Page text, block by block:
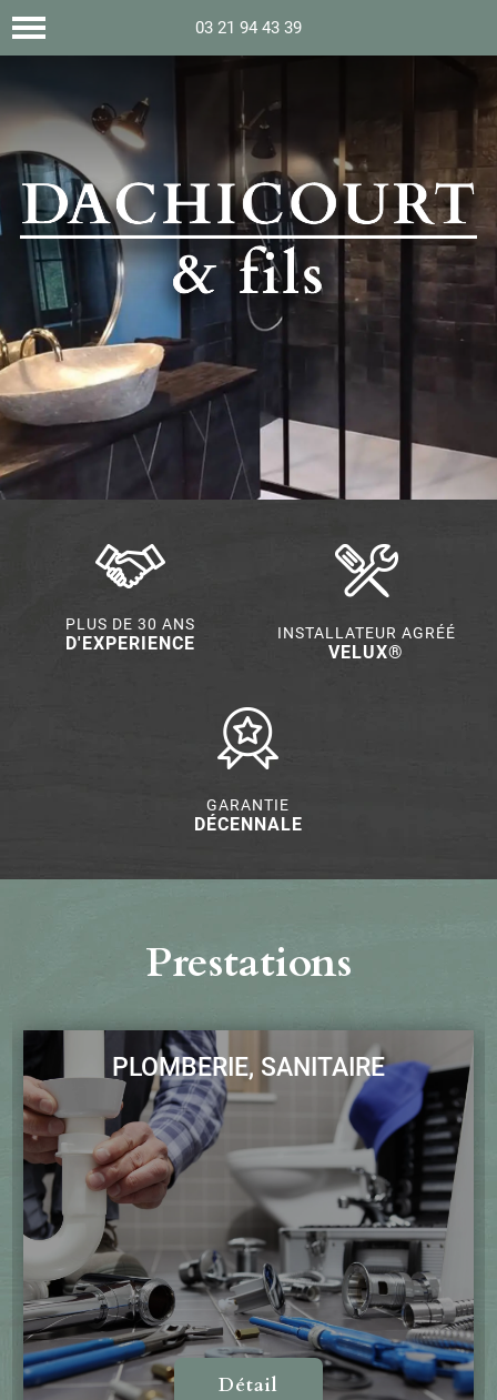
03 21 94 43 39
PLUS DE 30 ANS
D'EXPERIENCE INSTALLATEUR AGRÉÉ
VELUX®
GARANTIE
DÉCENNALE
Prestations
PLOMBERIE, SANITAIRE
Détail